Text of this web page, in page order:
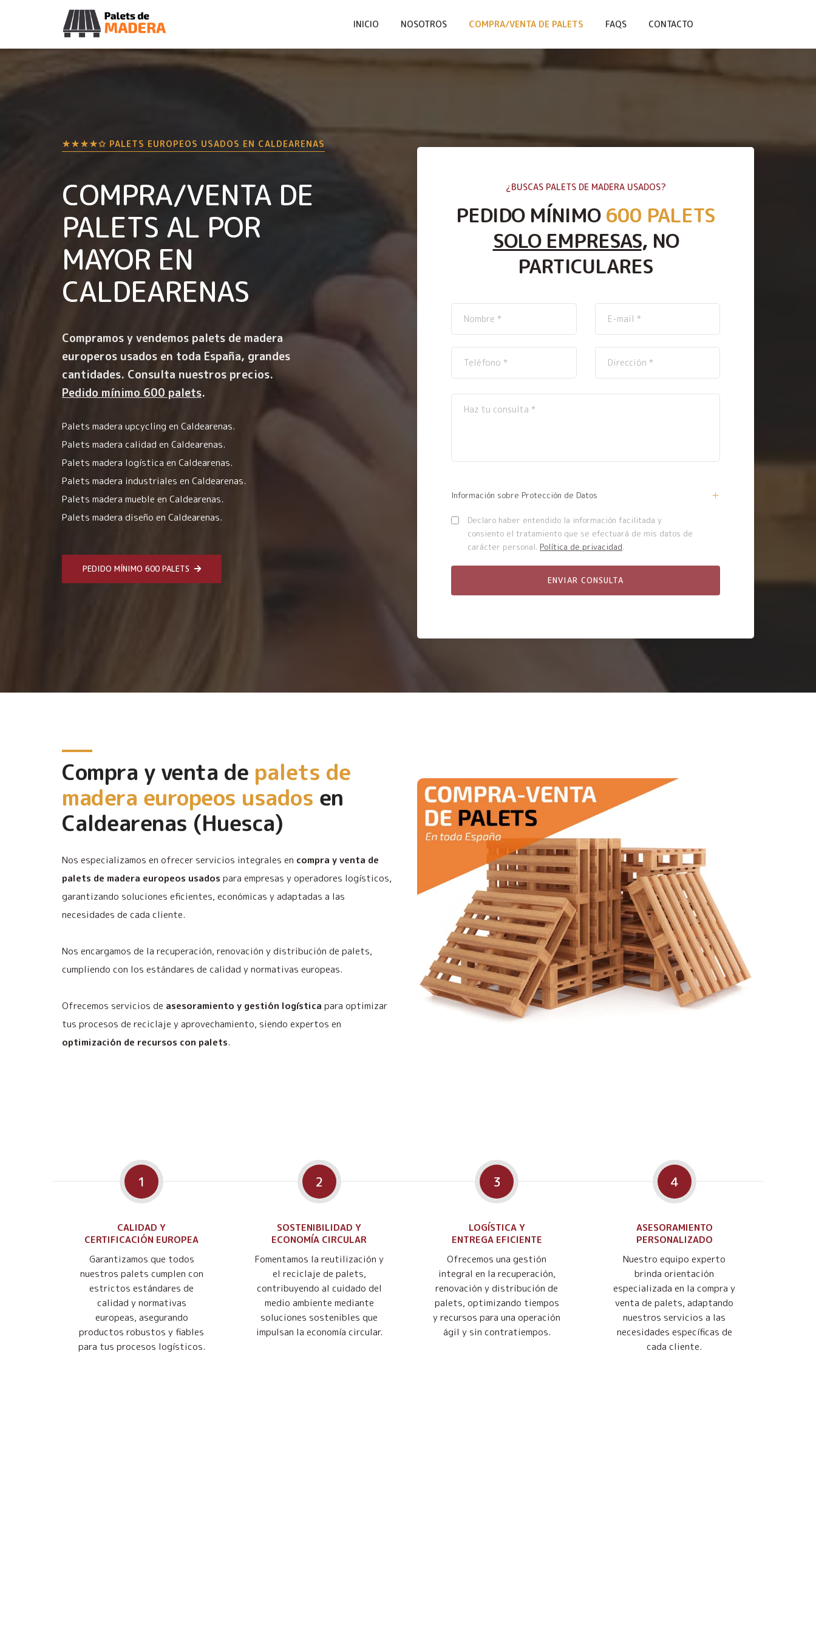
INICIO NOSOTROS COMPRA/VENTA DE PALETS FAQS CONTACTO
★★★★✩ PALETS EUROPEOS USADOS EN CALDEARENAS
COMPRA/VENTA DE
PALETS AL POR
MAYOR EN
CALDEARENAS
Compramos y vendemos palets de madera
europeros usados en toda España, grandes
cantidades. Consulta nuestros precios.
Pedido mínimo 600 palets.
Palets madera upcycling en Caldearenas.
Palets madera calidad en Caldearenas.
Palets madera logística en Caldearenas.
Palets madera industriales en Caldearenas.
Palets madera mueble en Caldearenas.
Palets madera diseño en Caldearenas.
PEDIDO MÍNIMO 600 PALETS
¿BUSCAS PALETS DE MADERA USADOS?
PEDIDO MÍNIMO 600 PALETS
SOLO EMPRESAS, NO
PARTICULARES
Información sobre Protección de Datos
Declaro haber entendido la información facilitada y
consiento el tratamiento que se efectuará de mis datos de
carácter personal. Política de privacidad.
Compra y venta de palets de
madera europeos usados en
Caldearenas (Huesca)
Nos especializamos en ofrecer servicios integrales en compra y venta de
palets de madera europeos usados para empresas y operadores logísticos,
garantizando soluciones eficientes, económicas y adaptadas a las
necesidades de cada cliente.
Nos encargamos de la recuperación, renovación y distribución de palets,
cumpliendo con los estándares de calidad y normativas europeas.
Ofrecemos servicios de asesoramiento y gestión logística para optimizar
tus procesos de reciclaje y aprovechamiento, siendo expertos en
optimización de recursos con palets.
1
CALIDAD Y
CERTIFICACIÓN EUROPEA
Garantizamos que todos
nuestros palets cumplen con
estrictos estándares de
calidad y normativas
europeas, asegurando
productos robustos y fiables
para tus procesos logísticos.
2
SOSTENIBILIDAD Y
ECONOMÍA CIRCULAR
Fomentamos la reutilización y
el reciclaje de palets,
contribuyendo al cuidado del
medio ambiente mediante
soluciones sostenibles que
impulsan la economía circular.
3
LOGÍSTICA Y
ENTREGA EFICIENTE
Ofrecemos una gestión
integral en la recuperación,
renovación y distribución de
palets, optimizando tiempos
y recursos para una operación
ágil y sin contratiempos.
4
ASESORAMIENTO
PERSONALIZADO
Nuestro equipo experto
brinda orientación
especializada en la compra y
venta de palets, adaptando
nuestros servicios a las
necesidades específicas de
cada cliente.